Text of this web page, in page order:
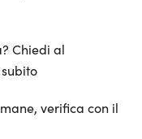
Chiedi al
verifica con il